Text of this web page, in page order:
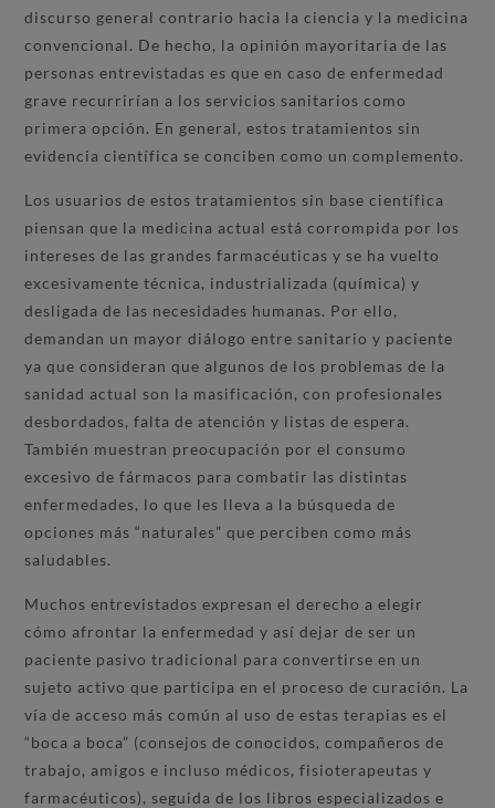
discurso general contrario hacia la ciencia y la medicina
convencional. De hecho, la opinión mayoritaria de las
personas entrevistadas es que en caso de enfermedad
grave recurrirían a los servicios sanitarios como
primera opción. En general, estos tratamientos sin
evidencia científica se conciben como un complemento.
Los usuarios de estos tratamientos sin base científica
piensan que la medicina actual está corrompida por los
intereses de las grandes farmacéuticas y se ha vuelto
excesivamente técnica, industrializada (química) y
desligada de las necesidades humanas. Por ello,
demandan un mayor diálogo entre sanitario y paciente
ya que consideran que algunos de los problemas de la
sanidad actual son la masificación, con profesionales
desbordados, falta de atención y listas de espera.
También muestran preocupación por el consumo
excesivo de fármacos para combatir las distintas
enfermedades, lo que les lleva a la búsqueda de
opciones más “naturales” que perciben como más
saludables.
Muchos entrevistados expresan el derecho a elegir
cómo afrontar la enfermedad y así dejar de ser un
paciente pasivo tradicional para convertirse en un
sujeto activo que participa en el proceso de curación. La
vía de acceso más común al uso de estas terapias es el
“boca a boca” (consejos de conocidos, compañeros de
trabajo, amigos e incluso médicos, fisioterapeutas y
farmacéuticos), seguida de los libros especializados e